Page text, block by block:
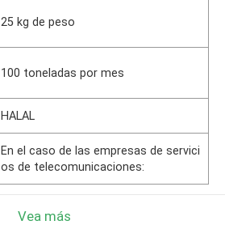
25 kg de peso
100 toneladas por mes
HALAL
En el caso de las empresas de servici
os de telecomunicaciones:
Vea más